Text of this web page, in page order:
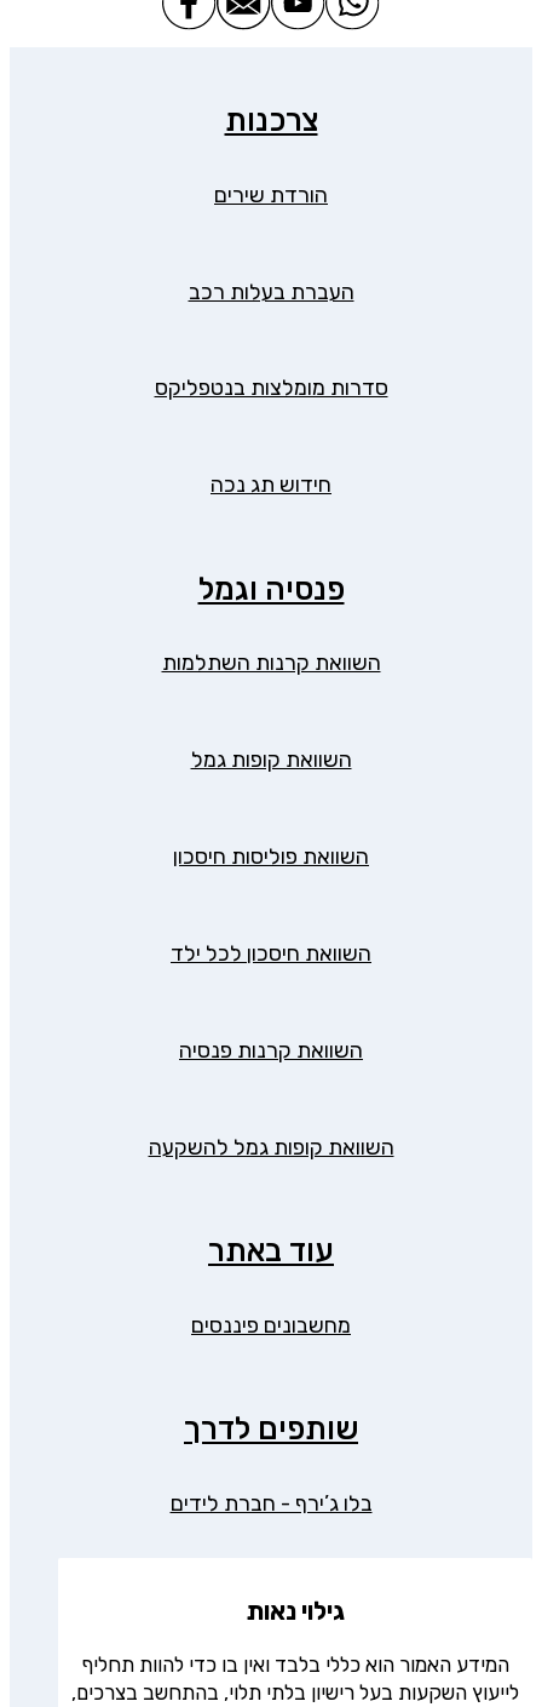
צרכנות
הורדת שירים
העברת בעלות רכב
סדרות מומלצות בנטפליקס
חידוש תג נכה
פנסיה וגמל
השוואת קרנות השתלמות
השוואת קופות גמל
השוואת פוליסות חיסכון
השוואת חיסכון לכל ילד
השוואת קרנות פנסיה
השוואת קופות גמל להשקעה
עוד באתר
מחשבונים פיננסים
שותפים לדרך
בלו ג’ירף - חברת לידים
גילוי נאות
המידע האמור הוא כללי בלבד ואין בו כדי להוות תחליף
לייעוץ השקעות בעל רישיון בלתי תלוי, בהתחשב בצרכים,